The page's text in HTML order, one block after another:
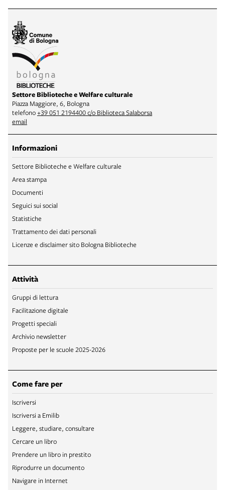
Settore Biblioteche e Welfare culturale
Piazza Maggiore, 6, Bologna
telefono+39 051 2194400 c/o Biblioteca Salaborsa
email
Informazioni
Settore Biblioteche e Welfare culturale
Area stampa
Documenti
Seguici sui social
Statistiche
Trattamento dei dati personali
Licenze e disclaimer sito Bologna Biblioteche
Attività
Gruppi di lettura
Facilitazione digitale
Progetti speciali
Archivio newsletter
Proposte per le scuole 2025-2026
Come fare per
Iscriversi
Iscriversi a Emilib
Leggere, studiare, consultare
Cercare un libro
Prendere un libro in prestito
Riprodurre un documento
Navigare in Internet